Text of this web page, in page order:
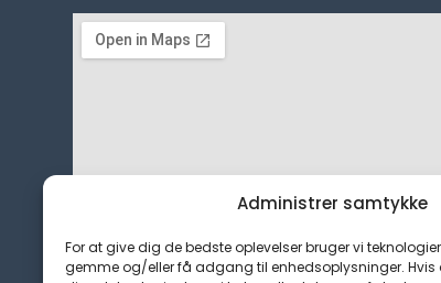
Administrer samtykke
For at give dig de bedste oplevelser bruger vi
gemme og/eller få adgang til enhedsoplysninger. Hvis